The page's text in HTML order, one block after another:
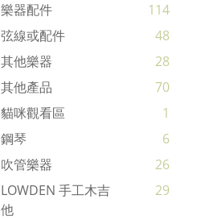
樂器配件
114
弦線或配件
48
其他樂器
28
其他產品
70
貓咪觀看區
1
鋼琴
6
吹管樂器
26
LOWDEN 手工木吉
他
29